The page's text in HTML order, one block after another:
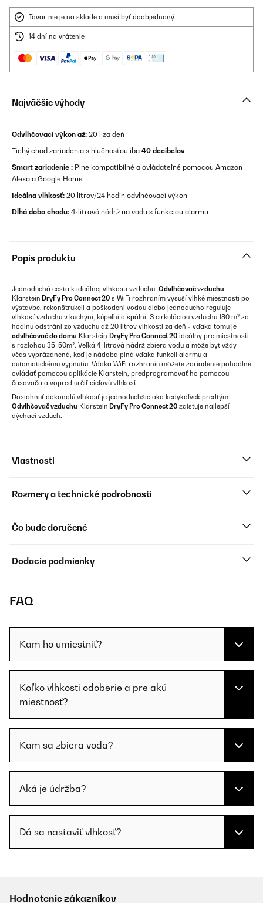
Tovar nie je na sklade a musí byť doobjednaný.
14 dní na vrátenie
Najväčšie výhody
Odvlhčovací výkon až: 20 l za deň
Tichý chod zariadenia s hlučnosťou iba 40 decibelov
Smart zariadenie : Plne kompatibilné a ovládateľné pomocou Amazon
Alexa a Google Home
Ideálna vlhkosť: 20 litrov/24 hodín odvlhčovací výkon
Dlhá doba chodu: 4-litrová nádrž na vodu s funkciou alarmu
Popis produktu
Jednoduchá cesta k ideálnej vlhkosti vzduchu: Odvlhčovač vzduchu
Klarstein DryFy Pro Connect 20 s WiFi rozhraním vysuší vlhké miestnosti po
výstavbe, rekonštrukcii a poškodení vodou alebo jednoducho reguluje
vlhkosť vzduchu v kuchyni, kúpeľni a spálni. S cirkuláciou vzduchu 180 m³ za
hodinu odstráni zo vzduchu až 20 litrov vlhkosti za deň - vďaka tomu je
odvlhčovač do domu Klarstein DryFy Pro Connect 20 ideálny pre miestnosti
s rozlohou 35-50m². Veľká 4-litrová nádrž zbiera vodu a môže byť vždy
včas vyprázdnená, keď je nádoba plná vďaka funkcii alarmu a
automatickému vypnutiu. Vďaka WiFi rozhraniu môžete zariadenie pohodlne
ovládať pomocou aplikácie Klarstein, predprogramovať ho pomocou
časovača a vopred určiť cieľovú vlhkosť.
Dosiahnuť dokonalú vlhkosť je jednoduchšie ako kedykoľvek predtým:
Odvlhčovač vzduchu Klarstein DryFy Pro Connect 20 zaisťuje najlepší
dýchací vzduch.
Vlastnosti
Rozmery a technické podrobnosti
Čo bude doručené
Dodacie podmienky
FAQ
Kam ho umiestniť?
Koľko vlhkosti odoberie a pre akú
miestnosť?
Kam sa zbiera voda?
Aká je údržba?
Dá sa nastaviť vlhkosť?
Hodnotenie zákazníkov